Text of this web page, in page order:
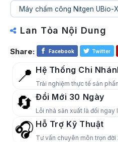
Máy chấm công Nitgen UBio-
Lan Tỏa Nội Dung
Share: Facebook Twitter
📍 Hệ Thống Chi
Trải nghiệm thực tế sản
🔄 Đổi Mới 30 Ngày
Lỗi nhà sản xuất là đổi ngay
🎧 Hỗ Trợ Kỹ Thuật
Tư vấn chuyên môn trọn đời